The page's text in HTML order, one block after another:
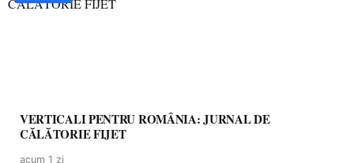
VERTICALI PENTRU ROMÂNIA: JURNAL DE
CĂLĂTORIE FIJET
acum 1 zi